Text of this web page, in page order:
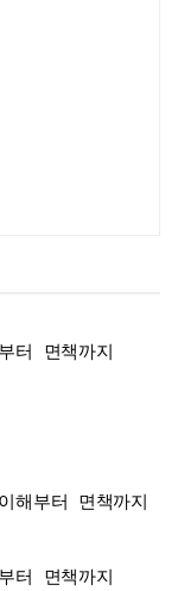
터 면책까지
해부터 면책까지
터 면책까지